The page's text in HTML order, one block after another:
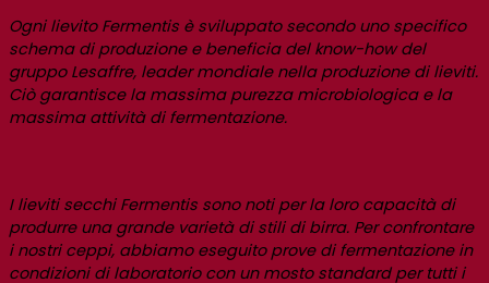
Ogni lievito Fermentis è sviluppato secondo uno specifico
schema di produzione e beneficia del know-how del
gruppo Lesaffre, leader mondiale nella produzione di lieviti.
Ciò garantisce la massima purezza microbiologica e la
massima attività di fermentazione.
I lieviti secchi Fermentis sono noti per la loro capacità di
produrre una grande varietà di stili di birra. Per confrontare
i nostri ceppi, abbiamo eseguito prove di fermentazione in
condizioni di laboratorio con un mosto standard per tutti i